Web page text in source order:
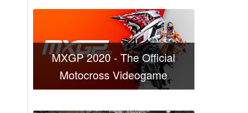
MXGP 2020 - The Official
Motocross Videogame